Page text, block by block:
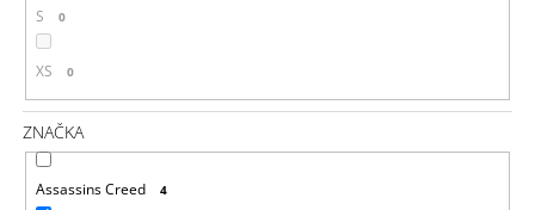
S 0
XS 0
ZNAČKA
Assassins Creed 4